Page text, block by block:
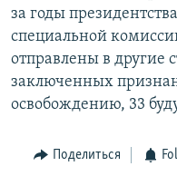
за годы
специальной
отправлены в другие
заключенных
освобождению, 33
Поделиться